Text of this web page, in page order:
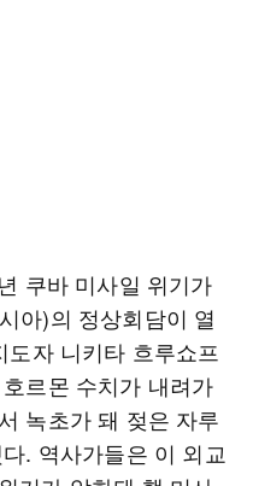
쿠바 미사일 위기가
아)의 정상회담이 열
자 니키타 흐루쇼프
르몬 수치가 내려가
녹초가 돼 젖은 자루
. 역사가들은 이 외교